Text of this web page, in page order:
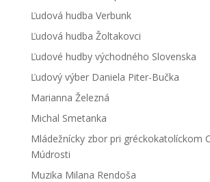
Ľudová hudba Verbunk
Ľudová hudba Žoltakovci
Ľudové hudby východného Slovenska
Ľudový výber Daniela Piter-Bučka
Marianna Železná
Michal Smetanka
Mládežnícky zbor pri gréckokatolíckom
Múdrosti
Muzika Milana Rendoša